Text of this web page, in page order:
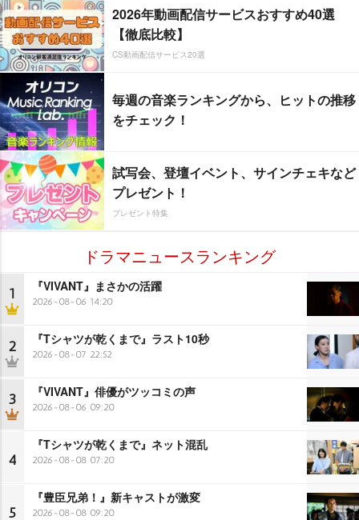
2026年動画配信サービスおすすめ40選
【徹底比較】
CS動画配信サービス20選
毎週の音楽ランキングから、ヒットの推移
をチェック！
試写会、登壇イベント、サインチェキなど
プレゼント！
プレゼント特集
ドラマニュースランキング
1 『VIVANT』まさかの活躍
2026-08-06 14:20
2 『Tシャツが乾くまで』ラスト10秒
2026-08-07 22:52
3 『VIVANT』俳優がツッコミの声
2026-08-06 09:20
4
『Tシャツが乾くまで』ネット混乱
2026-08-08 07:20
5
『豊臣兄弟！』新キャストが激変
2026-08-08 09:20